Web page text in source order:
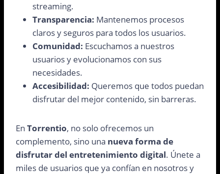
streaming.
Transparencia: Mantenemos procesos
claros y seguros para todos los usuarios.
Comunidad: Escuchamos a nuestros
usuarios y evolucionamos con sus
necesidades.
Accesibilidad: Queremos que todos puedan
disfrutar del mejor contenido, sin barreras.
En Torrentio, no solo ofrecemos un
complemento, sino una nueva forma de
disfrutar del entretenimiento digital. Únete a
miles de usuarios que ya confían en nosotros y